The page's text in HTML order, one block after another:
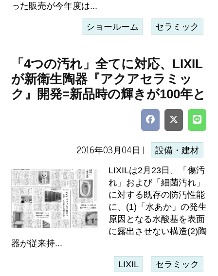
った販売が今年度は...
ショールーム セラミック
「4つの汚れ」全てに対応、LIXIL
が新衛生陶器『アクアセラミッ
ク』開発=新品時の輝きが100年と
2016年03月04日 | 設備・建材
LIXILは2月23日、「傷汚
れ」および「細菌汚れ」
に対する既存の防汚性能
に、(1)「水あか」の発生
原因となる水酸基を表面
に露出させない構造(2)陶
器が従来持...
LIXIL セラミック